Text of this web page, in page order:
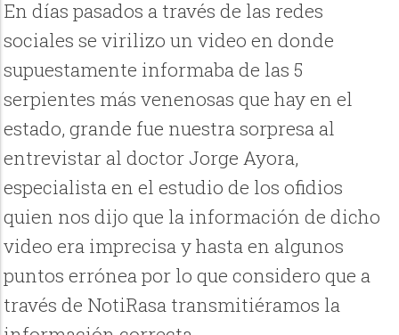
En días pasados a través de las redes
sociales se virilizo un video en donde
supuestamente informaba de las 5
serpientes más venenosas que hay en el
estado, grande fue nuestra sorpresa al
entrevistar al doctor Jorge Ayora,
especialista en el estudio de los ofidios
quien nos dijo que la información de dicho
video era imprecisa y hasta en algunos
puntos errónea por lo que considero que a
través de NotiRasa transmitiéramos la